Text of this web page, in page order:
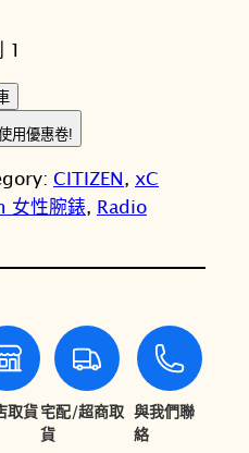
價
格
：
N
T
8
,
9
N
3
,
0
6
1
用優惠卷!
CITIZEN, xC
女性腕錶, Radio
取貨宅配/超商取
貨
與我們聯
絡